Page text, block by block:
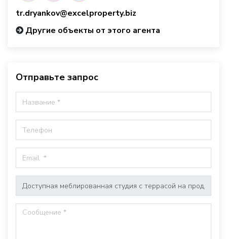
tr.dryankov@excelproperty.biz
Другие объекты от этого агента
Отправьте запрос